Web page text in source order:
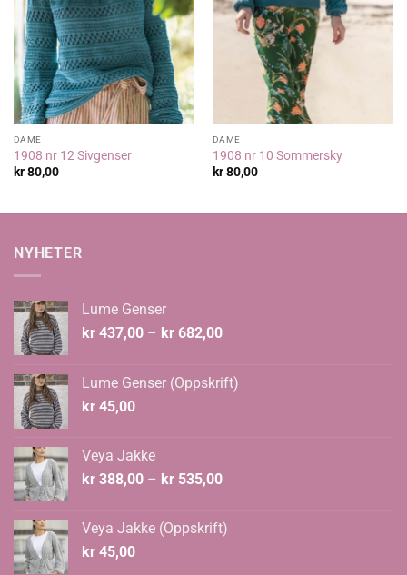
DAME
1908 nr 12 Sivgenser
kr80,00
DAME
1908 nr 10 Sommersky
kr80,00
NYHETER
Lume Genser
kr 437,00 – kr 682,00Prisområde:
kr 682,00
Lume Genser (Oppskrift)
kr 45,00
Veya Jakke
kr 388,00 – kr 535,00Prisområde:
kr 535,00
Veya Jakke (Oppskrift)
kr 45,00